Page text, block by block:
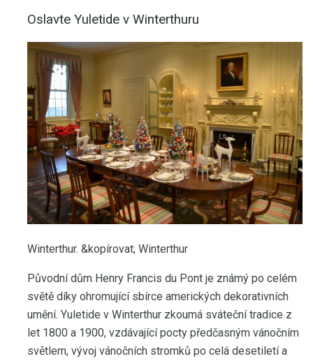
Oslavte Yuletide v Winterthuru
Winterthur. &kopírovat; Winterthur
Původní dům Henry Francis du Pont je známý po celém
světě díky ohromující sbírce amerických dekorativních
umění. Yuletide v Winterthur zkoumá sváteční tradice z
let 1800 a 1900, vzdávající pocty předčasným vánočním
světlem, vývoj vánočních stromků po celá desetiletí a